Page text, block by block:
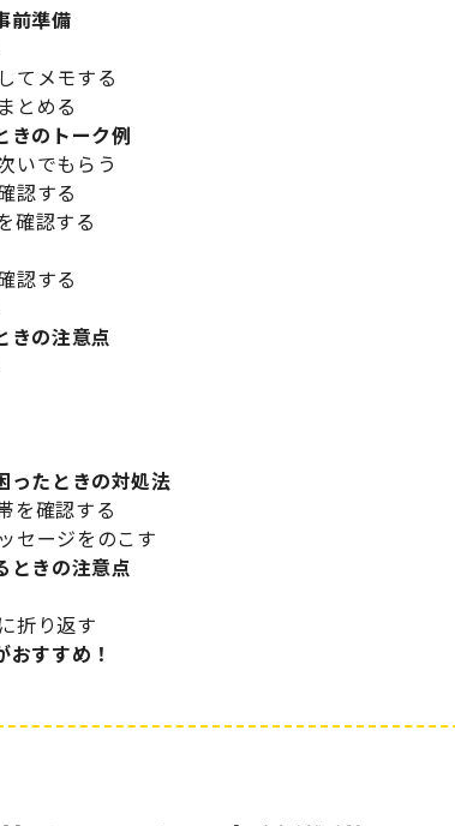
前準備
てメモする
とめる
きのトーク例
いでもらう
認する
確認する
認する
きの注意点
ったときの対処法
を確認する
セージをのこす
ときの注意点
折り返す
すすめ！